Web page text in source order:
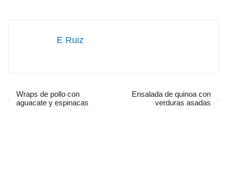
E Ruiz
Wraps de pollo con
aguacate y espinacas
Ensalada de quinoa con
verduras asadas